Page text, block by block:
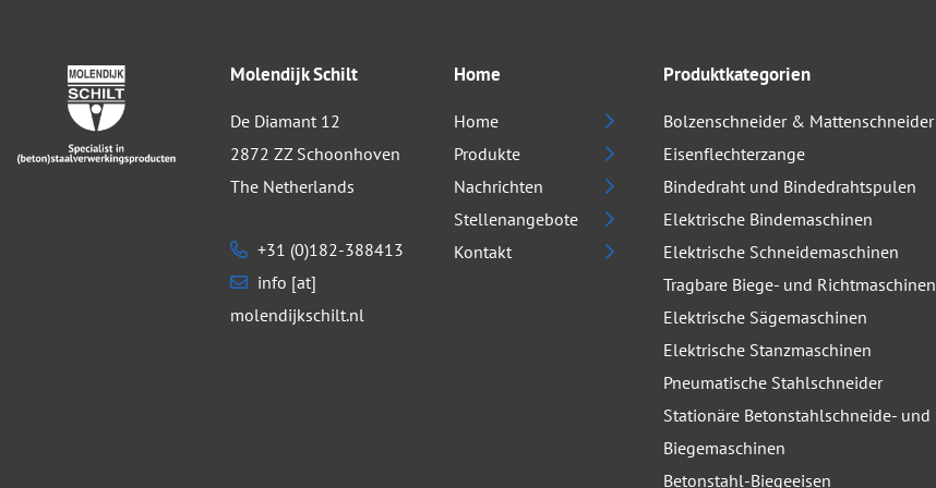
Molendijk Schilt
De Diamant 12
2872 ZZ Schoonhoven
The Netherlands
+31 (0)182-388413
info [at]
molendijkschilt.nl
Home
Home
Produkte
Nachrichten
Stellenangebote
Kontakt
Produktkategorien
Bolzenschneider & Mattenschneider
Eisenflechterzange
Bindedraht und Bindedrahtspulen
Elektrische Bindemaschinen
Elektrische Schneidemaschinen
Tragbare Biege- und Richtmaschinen
Elektrische Sägemaschinen
Elektrische Stanzmaschinen
Pneumatische Stahlschneider
Stationäre Betonstahlschneide- und
Biegemaschinen
Betonstahl-Biegeeisen